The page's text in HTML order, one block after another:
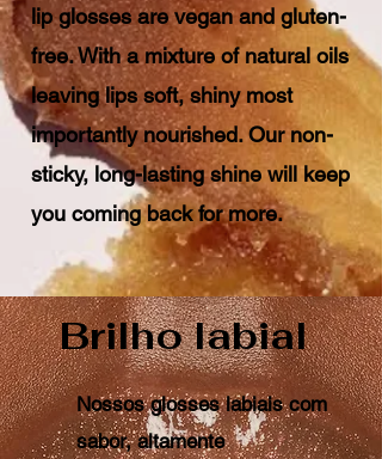
lip glosses are vegan and gluten-
free. With a mixture of natural oils
leaving lips soft, shiny most
importantly nourished. Our non-
sticky, long-lasting shine will keep
you coming back for more.
Brilho labial
Nossos glosses labiais com
sabor, altamente